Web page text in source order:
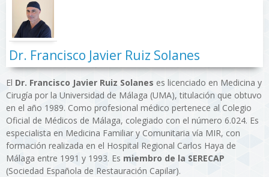
Dr. Francisco Javier Ruiz Solanes
El Dr. Francisco Javier Ruiz Solanes es licenciado en Medicina y
Cirugía por la Universidad de Málaga (UMA), titulación que obtuvo
en el año 1989. Como profesional médico pertenece al Colegio
Oficial de Médicos de Málaga, colegiado con el número 6.024. Es
especialista en Medicina Familiar y Comunitaria vía MIR, con
formación realizada en el Hospital Regional Carlos Haya de
Málaga entre 1991 y 1993. Es miembro de la SERECAP
(Sociedad Española de Restauración Capilar).